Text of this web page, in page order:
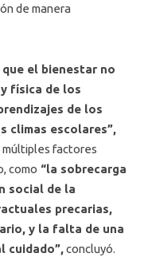
de manera
el bienestar no
física de los
de los
climas escolares”,
múltiples factores
como “la sobrecarga
social de la
precarias,
y la falta de una
cuidado”,concluyó.